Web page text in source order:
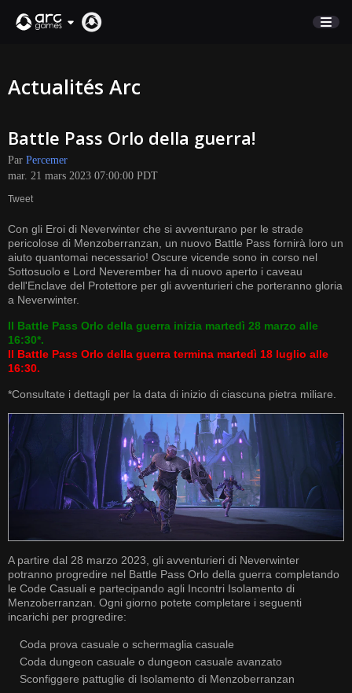
SUPPORT
Connexion
Français
Italiano
Pусский
Español
Actualités Arc
Battle Pass Orlo della guerra!
Par Percemer
mar. 21 mars 2023 07:00:00 PDT
Tweet
Con gli Eroi di Neverwinter che si avventurano per le strade
pericolose di Menzoberranzan, un nuovo Battle Pass fornirà loro un
aiuto quantomai necessario! Oscure vicende sono in corso nel
Sottosuolo e Lord Neverember ha di nuovo aperto i caveau
dell'Enclave del Protettore per gli avventurieri che porteranno gloria
a Neverwinter.
Il Battle Pass Orlo della guerra inizia martedì 28 marzo alle
16:30*.
Il Battle Pass Orlo della guerra termina martedì 18 luglio alle
16:30.
*Consultate i dettagli per la data di inizio di ciascuna pietra miliare.
A partire dal 28 marzo 2023, gli avventurieri di Neverwinter
potranno progredire nel Battle Pass Orlo della guerra completando
le Code Casuali e partecipando agli Incontri Isolamento di
Menzoberranzan. Ogni giorno potete completare i seguenti
incarichi per progredire:
Coda prova casuale o schermaglia casuale
Coda dungeon casuale o dungeon casuale avanzato
Sconfiggere pattuglie di Isolamento di Menzoberranzan